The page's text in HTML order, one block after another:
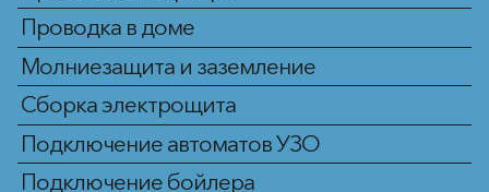
Проводка в доме
Молниезащита и заземление
Сборка электрощита
Подключение автоматов УЗО
Подключение бойлера